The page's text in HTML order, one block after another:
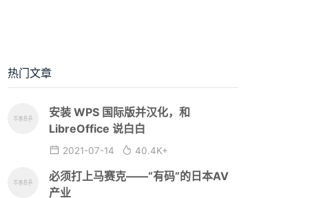
热门文章
安装 WPS 国际版并汉化，和
LibreOffice 说白白
2021-07-14 40.4K+
必须打上马赛克——“有码”的日本AV
产业